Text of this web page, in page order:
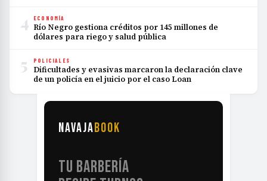
4 ECONOMÍA
Río Negro gestiona créditos por 145 millones de
dólares para riego y salud pública
5 POLICIALES
Dificultades y evasivas marcaron la declaración clave
de un policía en el juicio por el caso Loan
NAVAJABOOK
TU BARBERÍA